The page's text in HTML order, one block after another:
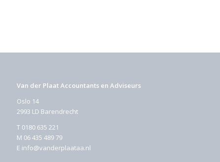
Van der Plaat Accountants en Adviseurs
Oslo 14
2993 LD Barendrecht
T 0180 635 221
M 06 435 489 79
E info@vanderplaataa.nl